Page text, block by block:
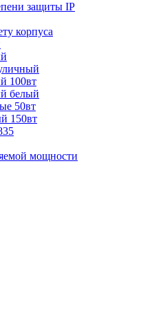
защиты IP
корпуса
100вт
белый
50вт
150вт
мощности